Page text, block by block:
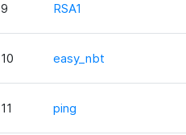
9 RSA1
10 easy_nbt
11 ping